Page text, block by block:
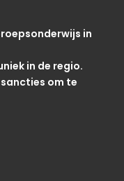
in
in de regio.
sancties om te